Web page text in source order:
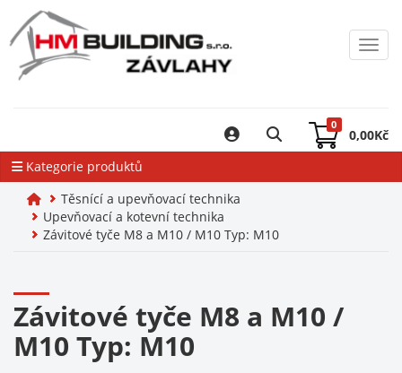
0
0,00Kč
Kategorie produktů
Těsnící a upevňovací technika
Upevňovací a kotevní technika
Závitové tyče M8 a M10 / M10 Typ: M10
Závitové tyče M8 a M10 /
M10 Typ: M10